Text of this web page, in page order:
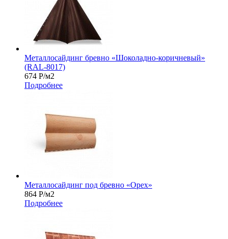
Металлосайдинг бревно «Шоколадно-коричневый»
(RAL-8017)
674 Р/м2
Подробнее
Металлосайдинг под бревно «Орех»
864 Р/м2
Подробнее